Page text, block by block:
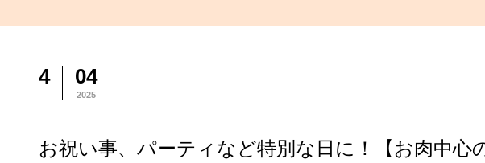
4 04
2025
お祝い事、パーティなど特別な日に！【お肉中心